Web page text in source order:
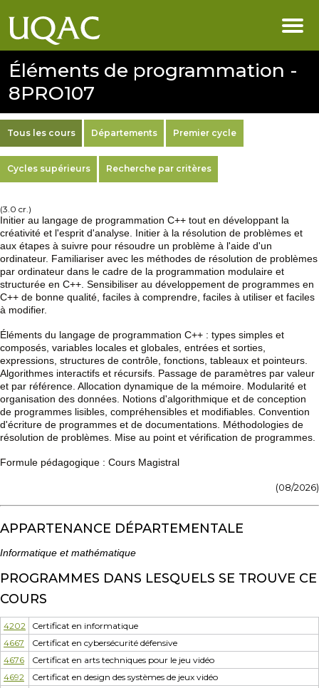
Éléments de programmation -
8PRO107
Tous les cours Départements Premier cycle
Cycles supérieurs Recherche par critères
(3.0 cr.)
Initier au langage de programmation C++ tout en développant la
créativité et l'esprit d'analyse. Initier à la résolution de problèmes et
aux étapes à suivre pour résoudre un problème à l'aide d'un
ordinateur. Familiariser avec les méthodes de résolution de problèmes
par ordinateur dans le cadre de la programmation modulaire et
structurée en C++. Sensibiliser au développement de programmes en
C++ de bonne qualité, faciles à comprendre, faciles à utiliser et faciles
à modifier.
Éléments du langage de programmation C++ : types simples et
composés, variables locales et globales, entrées et sorties,
expressions, structures de contrôle, fonctions, tableaux et pointeurs.
Algorithmes interactifs et récursifs. Passage de paramètres par valeur
et par référence. Allocation dynamique de la mémoire. Modularité et
organisation des données. Notions d'algorithmique et de conception
de programmes lisibles, compréhensibles et modifiables. Convention
d'écriture de programmes et de documentations. Méthodologies de
résolution de problèmes. Mise au point et vérification de programmes.
Formule pédagogique : Cours Magistral
(08/2026)
APPARTENANCE DÉPARTEMENTALE
Informatique et mathématique
PROGRAMMES DANS LESQUELS SE TROUVE CE
COURS
4202
Certificat en informatique
4667
Certificat en cybersécurité défensive
4676
Certificat en arts techniques pour le jeu vidéo
4692
Certificat en design des systèmes de jeux vidéo